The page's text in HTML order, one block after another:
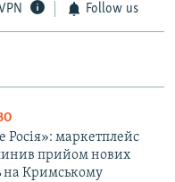
Follow us
Росія»: маркетплейс
прийом нових
на Кримському